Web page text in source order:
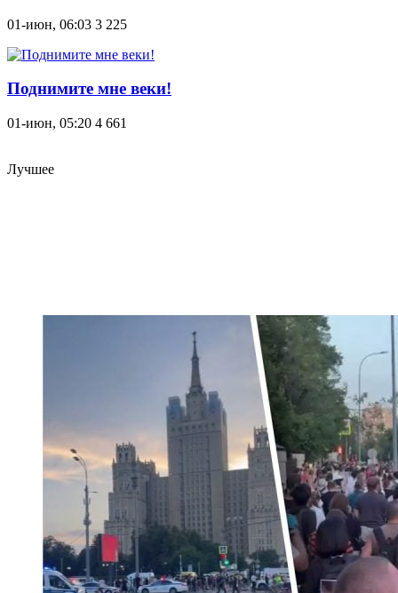
01-июн, 06:03 3 225
Поднимите мне веки!
01-июн, 05:20 4 661
Лучшее